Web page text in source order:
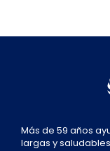
Más de 59 años
largas y